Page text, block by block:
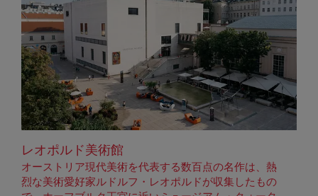
レオポルド美術館
オーストリア現代美術を代表する数百点の名作は、熱
烈な美術愛好家ルドルフ・レオポルドが収集したもの